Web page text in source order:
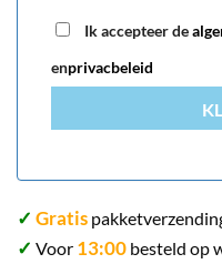
Ik accepteer de
enprivacbeleid
✓ Gratis
✓ Voor 13:00 besteld op